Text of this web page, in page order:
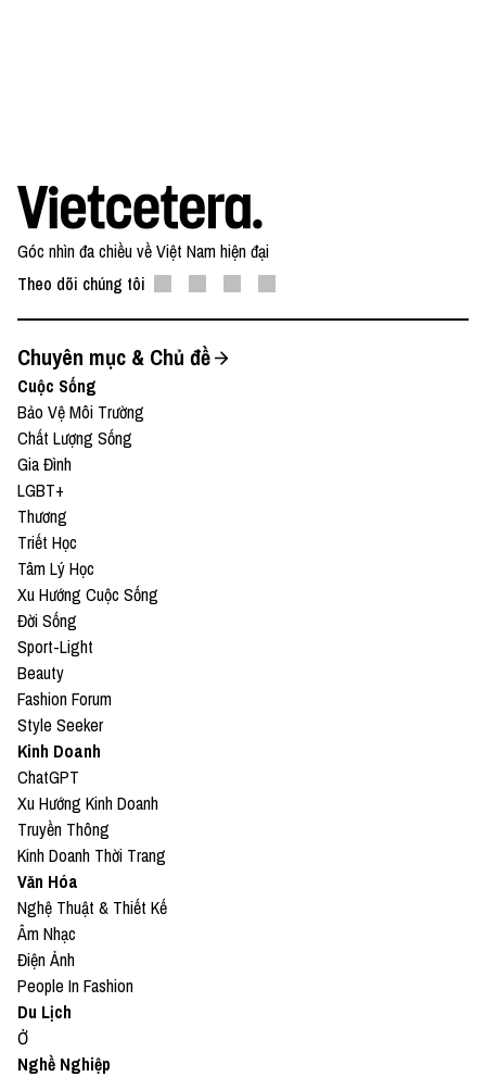
Góc nhìn đa chiều về Việt Nam hiện đại
Theo dõi chúng tôi
Chuyên mục & Chủ đề
Cuộc Sống
Bảo Vệ Môi Trường
Chất Lượng Sống
Gia Đình
LGBT+
Thương
Triết Học
Tâm Lý Học
Xu Hướng Cuộc Sống
Đời Sống
Sport-Light
Beauty
Fashion Forum
Style Seeker
Kinh Doanh
ChatGPT
Xu Hướng Kinh Doanh
Truyền Thông
Kinh Doanh Thời Trang
Văn Hóa
Nghệ Thuật & Thiết Kế
Âm Nhạc
Điện Ảnh
People In Fashion
Du Lịch
Ở
Nghề Nghiệp